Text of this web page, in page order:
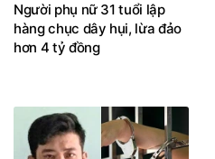
Người phụ nữ 31 tuổi lập
hàng chục dây hụi, lừa đảo
hơn 4 tỷ đồng